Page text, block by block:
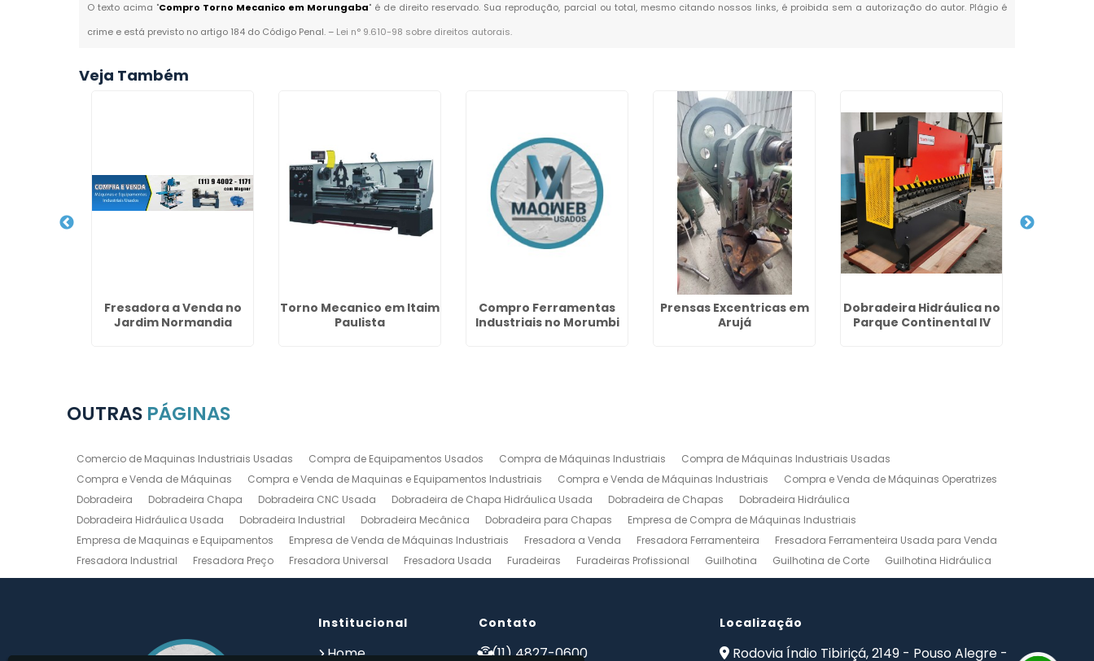
O texto acima "Compro Torno Mecanico em Morungaba" é de direito reservado. Sua reprodução, parcial ou total, mesmo citando nossos links, é proibida sem a autorização do autor. Plágio é
crime e está previsto no artigo 184 do Código Penal. – Lei n° 9.610-98 sobre direitos autorais.
Veja Também
Fresadora a Venda no
Jardim Normandia
Torno Mecanico em Itaim
Paulista
Compro Ferramentas
Industriais no Morumbi
Prensas Excentricas em
Arujá
Dobradeira Hidráulica no
Parque Continental IV
OUTRAS PÁGINAS
Comercio de Maquinas Industriais Usadas Compra de Equipamentos Usados Compra de Máquinas Industriais
Compra de Máquinas Industriais Usadas
Compra e Venda de Máquinas
Compra e Venda de Maquinas e Equipamentos Industriais Compra e Venda de Máquinas Industriais
Compra e Venda de Máquinas Operatrizes
Dobradeira
Dobradeira Chapa Dobradeira CNC Usada Dobradeira de Chapa Hidráulica Usada Dobradeira de Chapas
Dobradeira Hidráulica
Dobradeira Hidráulica Usada
Dobradeira Industrial Dobradeira Mecânica Dobradeira para Chapas
Empresa de Compra de Máquinas Industriais
Empresa de Maquinas e Equipamentos
Empresa de Venda de Máquinas Industriais Fresadora a Venda Fresadora Ferramenteira
Fresadora Ferramenteira Usada para Venda
Fresadora Industrial
Fresadora Preço Fresadora Universal Fresadora Usada Furadeiras Furadeiras Profissional Guilhotina Guilhotina de Corte
Guilhotina Hidráulica
Guilhotina Industrial
Guilhotina Industrial para Chapas de Aço Maquinas para Marcenaria Maquinas para Marcenaria a Venda
Maquinas para Marceneiro
Torno Mecânico Usado Barato Venda de Máquinas Industriais Venda de Máquinas Industriais Usadas
Ferramentas Industriais Compra e Venda
Compro Torno Mecanico
Institucional
Home
Contato
(11) 4827-0600
Localização
Rodovia Índio Tibiriçá, 2149 - Pouso Alegre -